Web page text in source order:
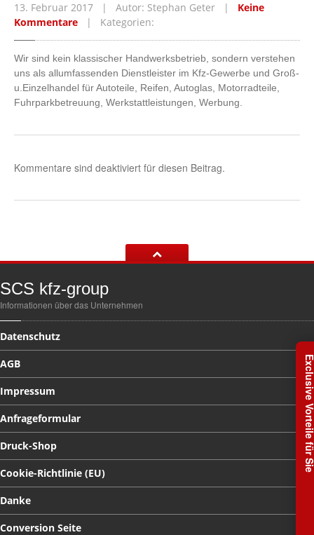
Exclusive
CAR1 Oilfinder
Autoglas-Weiterstadt.de
Achsvermessung
Aufbereitung
Reifendienst
SUPERIOR
Abschlepp-Service
Fuhrparkbetreuung
Hol-und Bring- Service
Lieferservice
Mietwagen-Service
Werkzeugverleih
GEWERBE& PARTNER
IhrPartner für die Zukunft
13. Februar 2017 | Autor: Stephan Geter | Keine
Kommentare | Kategorien:
Wir sind kein klassischer Handwerksbetrieb, sondern verstehen
uns als allumfassenden Dienstleister im Kfz-Gewerbe und Groß-
u.Einzelhandel für Autoteile, Reifen, Autoglas, Motorradteile,
Fuhrparkbetreuung, Werkstattleistungen, Werbung.
Kommentare sind deaktiviert für diesen Beitrag.
SCS kfz-group
Informationen über das Unternehmen
Datenschutz
AGB
Impressum
Anfrageformular
Druck-Shop
Cookie-Richtlinie (EU)
Danke
Conversion Seite